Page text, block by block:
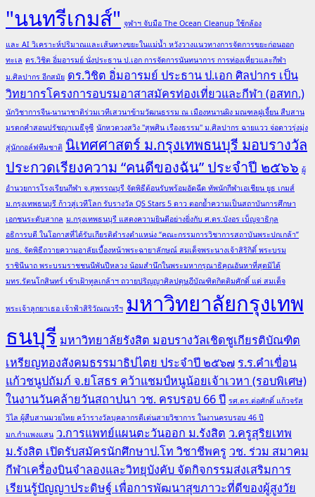
"นนทรีเกมส์" จุฬาฯ จับมือ The Ocean Cleanup ใช้กล้อง
และ AI วิเคราะห์ปริมาณและเส้นทางขยะในแม่น้ำ หวังวางแนวทางการจัดการขยะก่อนออก
ทะเล ดร.วิชิต อิ่มอารมย์ นั่งประธาน ป.เอก การจัดการนันทนาการ การท่องเที่ยวและกีฬา
ม.ศิลปากร อีกสมัย ดร.วิชิต อิ่มอารมย์ ประธาน ป.เอก ศิลปากร เป็น
วิทยากรโครงการอบรมอาสาสมัครท่องเที่ยวและกีฬา (อสทก.)
นักวิชาการจีน-นานาชาติร่วมเวทีเสวนาข้ามวัฒนธรรม ณ เมืองหนานผิง มณฑลฝูเจี้ยน สืบสาน
มรดกคำสอนปรัชญาเมธีจูซี นักหวดวงสวิง "สุพศิน เรืองธรรม" ม.ศิลปากร ฉายแวว จ่อดาวรุ่งมุ่ง
สู่นักกอล์ฟทีมชาติ นิเทศศาสตร์ ม.กรุงเทพธนบุรี มอบรางวัล
ประกวดเรียงความ “คนดีของฉัน” ประจำปี ๒๕๖๖ ผู้
อำนวยการโรงเรียนกีฬา จ.สุพรรณบุรี จัดพิธีต้อนรับพร้อมอัดฉีด ทัพนักกีฬาเอเชียน ยูธ เกมส์
ม.กรุงเทพธนบุรี ก้าวสู่เวทีโลก รับรางวัล QS Stars 5 ดาว ตอกย้ำความเป็นสถาบันการศึกษา
เอกชนระดับสากล ม.กรุงเทพธนบุรี แสดงความยินดีอย่างยิ่งกับ ศ.ดร.บังอร เบ็ญจาธิกุล
อธิการบดี ในโอกาสที่ได้รับเกียรติดำรงตำแหน่ง “คณะกรรมการวิชาการสถาบันพระปกเกล้า”
มกธ. จัดพิธีถวายความอาลัยเบื้องหน้าพระฉายาลักษณ์ สมเด็จพระนางเจ้าสิริกิติ์ พระบรม
ราชินีนาถ พระบรมราชชนนีพันปีหลวง น้อมสำนึกในพระมหากรุณาธิคุณอันหาที่สุดมิได้
มทร.รัตนโกสินทร์ เข้าเฝ้าทูลเกล้าฯ ถวายปริญญาศิลปดุษฎีบัณฑิตกิตติมศักดิ์ แด่ สมเด็จ
พระเจ้าลูกยาเธอ เจ้าฟ้าสิริวัณณวรีฯ มหาวิทยาลัยกรุงเทพ
ธนบุรี มหาวิทยาลัยรังสิต มอบรางวัลเชิดชูเกียรติบัณฑิต
เหรียญทองสังคมธรรมาธิปไตย ประจำปี ๒๕๖๗ ร.ร.คำเขื่อน
แก้วชนูปถัมภ์ จ.ยโสธร คว้าแชมป์หนูน้อยเจ้าเวหา (รอบพิเศษ)
ในงานวันคล้ายวันสถาปนา วช. ครบรอบ 66 ปี รศ.ดร.ต่อศักดิ์ แก้วจรัส
วิไล ผู้สืบสานมวยไทย คว้ารางวัลบุคลากรดีเด่นสายวิชาการ ในงานครบรอบ 46 ปี
มก.กำแพงแสน ว.การแพทย์แผนตะวันออก ม.รังสิต ว.ครูสุริยเทพ
ม.รังสิต เปิดรับสมัครนักศึกษาป.โท วิชาชีพครู วช. ร่วม สมาคม
กีฬาเครื่องบินจำลองและวิทยุบังคับ จัดกิจกรรมส่งเสริมการ
เรียนรู้ปัญญาประดิษฐ์ เพื่อการพัฒนาสุขภาวะที่ดีของผู้สูงวัย